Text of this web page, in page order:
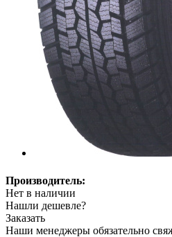
Производитель:
Нет в наличии
Нашли дешевле?
Заказать
Наши менеджеры обязательно